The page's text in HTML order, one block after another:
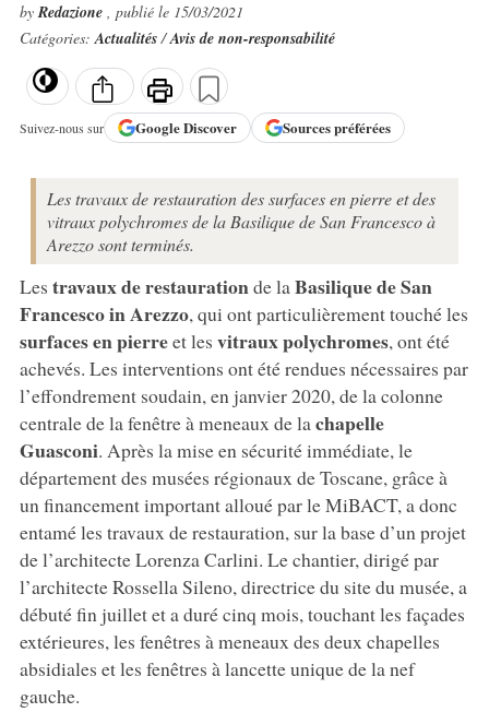
byRedazione , publié le 15/03/2021
Catégories:Actualités/Avis de non-responsabilité
Suivez-nous sur GoogleDiscover Sources préférées
Les travaux de restauration des surfaces en pierre et des
vitraux polychromes de la Basilique de San Francesco à
Arezzo sont terminés.
Les travaux de restaurationde la Basilique de San
Francesco in Arezzo, qui ont particulièrement touché les
surfaces en pierreet les vitraux polychromes, ont été
achevés. Les interventions ont été rendues nécessaires par
l’effondrement soudain, en janvier 2020, de la colonne
centrale de la fenêtre à meneaux de la chapelle
Guasconi. Après la mise en sécurité immédiate, le
département des musées régionaux de Toscane, grâce à
un financement important alloué par le MiBACT, a donc
entamé les travaux de restauration, sur la base d’un projet
de l’architecte Lorenza Carlini. Le chantier, dirigé par
l’architecte Rossella Sileno, directrice du site du musée, a
débuté fin juillet et a duré cinq mois, touchant les façades
extérieures, les fenêtres à meneaux des deux chapelles
absidiales et les fenêtres à lancette unique de la nef
gauche.